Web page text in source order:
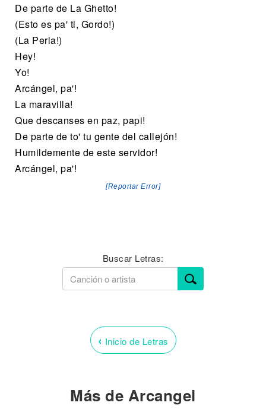
De parte de La Ghetto!
(Esto es pa' ti, Gordo!)
(La Perla!)
Hey!
Yo!
Arcángel, pa'!
La maravilla!
Que descanses en paz, papi!
De parte de to' tu gente del callejón!
Humildemente de este servidor!
Arcángel, pa'!
[Reportar Error]
Buscar Letras:
‹ Inicio de Letras
Más de Arcangel